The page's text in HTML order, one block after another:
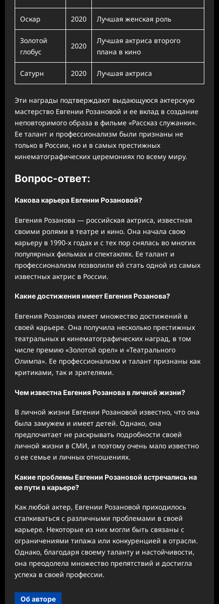
Оскар 2020 Лучшая женская роль
Золотой
глобус
2020
Лучшая актриса второго
плана в кино
Сатурн 2020 Лучшая актриса
Эти награды подтверждают выдающуюся актерскую
мастерство Евгении Розановой и ее вклад в создание
неповторимого образа в фильме «Рассказ служанки».
Ее талант и профессионализм были признаны не
только в России, но и в самых престижных
кинематографических церемониях по всему миру.
Вопрос-ответ:
Какова карьера Евгении Розановой?
Евгения Розанова — российская актриса, известная
своими ролями в театре и кино. Она начала свою
карьеру в 1990-х годах и с тех пор снялась во многих
популярных фильмах и спектаклях. Ее талант и
профессионализм позволили ей стать одной из самых
известных актрис в России.
Какие достижения имеет Евгения Розанова?
Евгения Розанова имеет множество достижений в
своей карьере. Она получила несколько престижных
театральных и кинематографических наград, в том
числе премию «Золотой орел» и «Театрального
Олимпа». Ее профессионализм и талант признаны как
критиками, так и зрителями.
Чем известна Евгения Розанова в личной жизни?
В личной жизни Евгении Розановой известно, что она
была замужем и имеет детей. Однако, она
предпочитает не раскрывать подробности своей
личной жизни в СМИ, и поэтому очень мало известно
о ее семье и личных отношениях.
Какие проблемы Евгении Розановой встречались на
ее пути в карьере?
Как любой актер, Евгении Розановой приходилось
сталкиваться с различными проблемами в своей
карьере. Некоторые из них могли быть связаны с
ограничениями типажа или конкуренцией в отрасли.
Однако, благодаря своему таланту и настойчивости,
она преодолела множество препятствий и достигла
успеха в своей профессии.
Об авторе